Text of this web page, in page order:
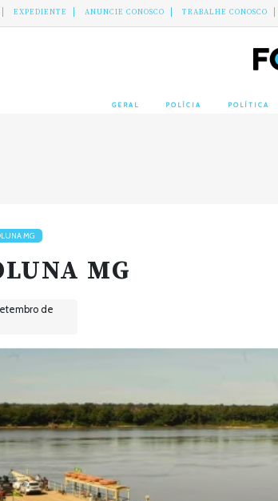
EXPEDIENTE ANUNCIE CONOSCO TRABALHE CONOSCO
GERAL POLÍCIA POLÍTICA
MG
MG
de